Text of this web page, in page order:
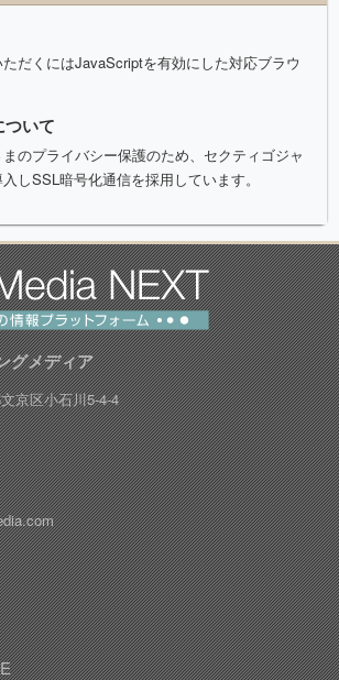
だくにはJavaScriptを有効にした対応ブラウ
いて
のプライバシー保護のため、セクティゴジャ
しSSL暗号化通信を採用しています。
グメディア
京区小石川5-4-4